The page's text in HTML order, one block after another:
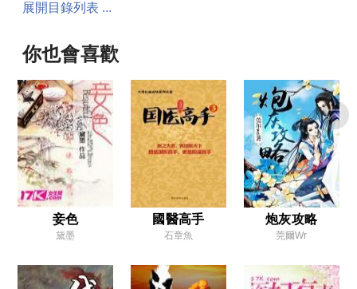
第14章 爭執
第15章 宋柯
第17章 汀蘭
第18章 爭鋒
第19章 玉蘭
第20章 荷包
第21章 心思
第22章 謀劃
第23章 送信
展開目錄列表 ...
你也會喜歡
妾色
黛墨
國醫高手
石章魚
炮灰攻略
莞爾wr